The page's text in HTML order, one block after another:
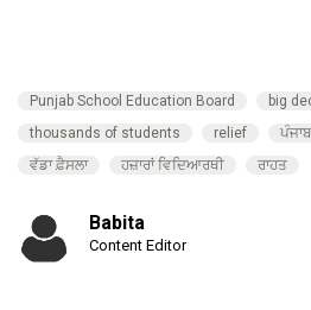
Punjab School Education Board
big
thousands of students
relief
ਵੱਡਾ ਫ਼ੈਸਲਾ
ਹਜ਼ਾਰਾਂ ਵਿਦਿਆਰਥੀ ਰਾਹਤ
Babita
Content Editor